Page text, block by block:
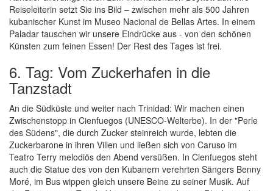
Reiseleiterin setzt Sie ins Bild – zwischen mehr als 500 Jahren
kubanischer Kunst im Museo Nacional de Bellas Artes. In einem
Paladar tauschen wir unsere Eindrücke aus - von den schönen
Künsten zum feinen Essen! Der Rest des Tages ist frei.
6. Tag: Vom Zuckerhafen in die
Tanzstadt
An die Südküste und weiter nach Trinidad: Wir machen einen
Zwischenstopp in Cienfuegos (UNESCO-Welterbe). In der "Perle
des Südens", die durch Zucker steinreich wurde, lebten die
Zuckerbarone in ihren Villen und ließen sich von Caruso im
Teatro Terry melodiös den Abend versüßen. In Cienfuegos steht
auch die Statue des von den Kubanern verehrten Sängers Benny
Moré, im Bus wippen gleich unsere Beine zu seiner Musik. Auf